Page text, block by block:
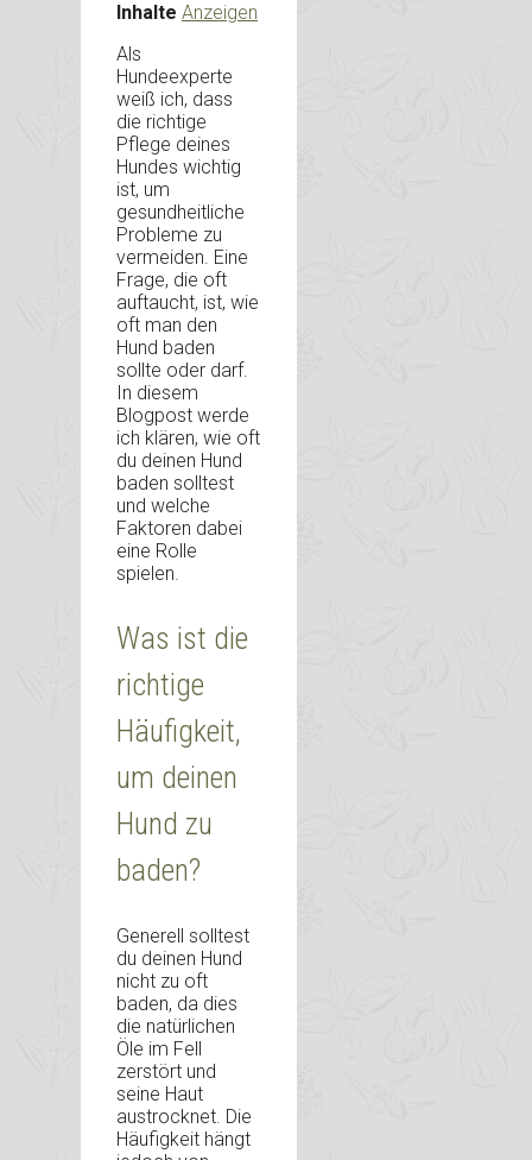
Inhalte Anzeigen
Als
Hundeexperte
weiß ich, dass
die richtige
Pflege deines
Hundes wichtig
ist, um
gesundheitliche
Probleme zu
vermeiden. Eine
Frage, die oft
auftaucht, ist, wie
oft man den
Hund baden
sollte oder darf.
In diesem
Blogpost werde
ich klären, wie oft
du deinen Hund
baden solltest
und welche
Faktoren dabei
eine Rolle
spielen.
Was ist die
richtige
Häufigkeit,
um deinen
Hund zu
baden?
Generell solltest
du deinen Hund
nicht zu oft
baden, da dies
die natürlichen
Öle im Fell
zerstört und
seine Haut
austrocknet. Die
Häufigkeit hängt